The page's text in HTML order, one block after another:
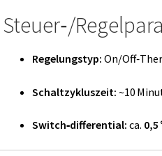
Steuer‑/
Regelungstyp: On/
Schaltzykluszeit: ~10
Switch‑differential: ca. 0,5